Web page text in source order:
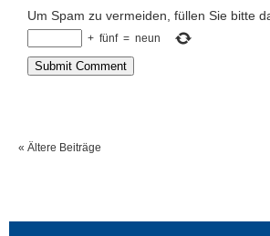
Um Spam zu vermeiden, füllen Sie bitte
+ fünf = neun
« Ältere Beiträge